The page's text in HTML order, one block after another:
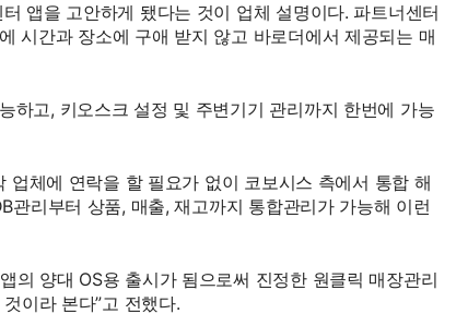
앱을 고안하게 됐다는 것이 업체 설명이다. 파트너센터
시간과 장소에 구애 받지 않고 바로더에서 제공되는 매
하고, 키오스크 설정 및 주변기기 관리까지 한번에 가능
체에 연락을 할 필요가 없이 코보시스 측에서 통합 해
리부터 상품, 매출, 재고까지 통합관리가 가능해 이런
의 양대 OS용 출시가 됨으로써 진정한 원클릭 매장관리
이라 본다”고 전했다.